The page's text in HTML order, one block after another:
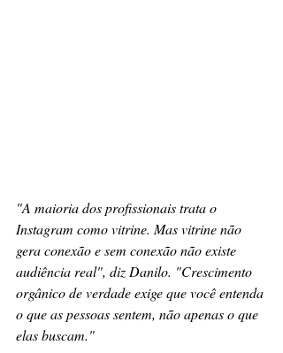
"A maioria dos profissionais trata o
Instagram como vitrine. Mas vitrine não
gera conexão e sem conexão não existe
audiência real", diz Danilo. "Crescimento
orgânico de verdade exige que você entenda
o que as pessoas sentem, não apenas o que
elas buscam."